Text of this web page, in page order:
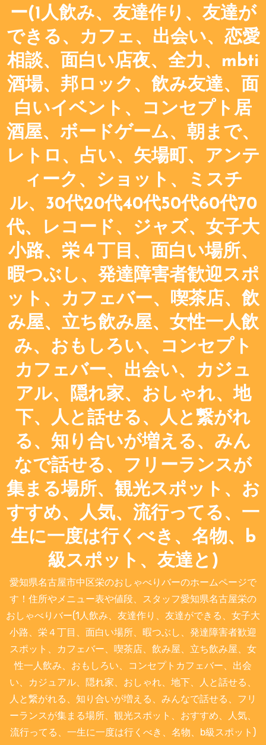
ー(1人飲み、友達作り、友達が
できる、カフェ、出会い、恋愛
相談、面白い店夜、全力、mbti
酒場、邦ロック、飲み友達、面
白いイベント、コンセプト居
酒屋、ボードゲーム、朝まで、
レトロ、占い、矢場町、アンテ
ィーク、ショット、ミスチ
ル、30代20代40代50代60代70
代、レコード、ジャズ、女子大
小路、栄４丁目、面白い場所、
暇つぶし、発達障害者歓迎スポ
ット、カフェバー、喫茶店、飲
み屋、立ち飲み屋、女性一人飲
み、おもしろい、コンセプト
カフェバー、出会い、カジュ
アル、隠れ家、おしゃれ、地
下、人と話せる、人と繋がれ
る、知り合いが増える、みん
なで話せる、フリーランスが
集まる場所、観光スポット、お
すすめ、人気、流行ってる、一
生に一度は行くべき、名物、b
級スポット、友達と)
愛知県名古屋市中区栄のおしゃべりバーのホームページで
す！住所やメニュー表や値段、スタッフ愛知県名古屋栄の
おしゃべりバー(1人飲み、友達作り、友達ができる、女子大
小路、栄４丁目、面白い場所、暇つぶし、発達障害者歓迎
スポット、カフェバー、喫茶店、飲み屋、立ち飲み屋、女
性一人飲み、おもしろい、コンセプトカフェバー、出会
い、カジュアル、隠れ家、おしゃれ、地下、人と話せる、
人と繋がれる、知り合いが増える、みんなで話せる、フリ
ーランスが集まる場所、観光スポット、おすすめ、人気、
流行ってる、一生に一度は行くべき、名物、b級スポット)